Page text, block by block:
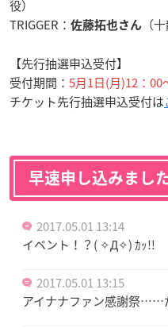
役）
TRIGGER： 佐藤拓也さん （
【先行抽選申込受付】
受付期間： 5月1日(月)12：00
チケット先行抽選申込受付は
早速申し込みまし
2017.05.01 13:14
イベント！？( ✧Д✧) ｶｯ!!
2017.05.01 13:15
アイナナファン感謝祭